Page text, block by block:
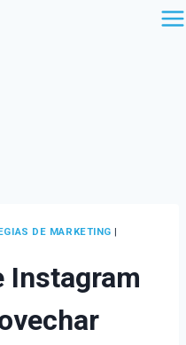
DE MARKETING |
Instagram